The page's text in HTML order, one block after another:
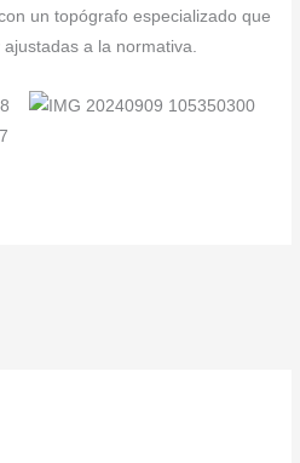
un topógrafo especializado que
a la normativa.